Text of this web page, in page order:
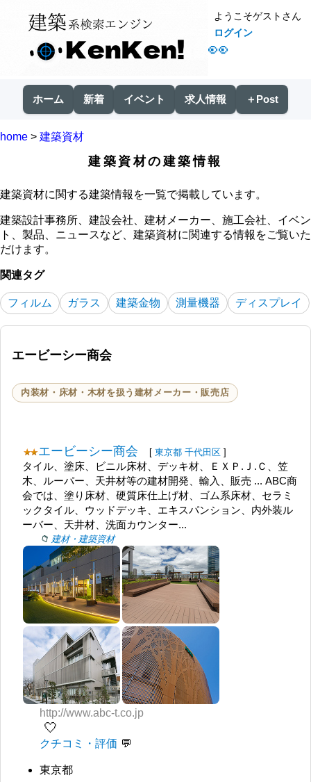
👀
ようこそゲストさん
ログイン
ホーム 新着 イベント 求人情報 ＋Post
home > 建築資材
建築資材の建築情報
建築資材に関する建築情報を一覧で掲載しています。
建築設計事務所、建設会社、建材メーカー、施工会社、イベン
ト、製品、ニュースなど、建築資材に関連する情報をご覧いた
だけます。
関連タグ
フィルム ガラス 建築金物 測量機器 ディスプレイ
エービーシー商会
内装材・床材・木材を扱う建材メーカー・販売店
エービーシー商会 [ 東京都 千代田区 ]
タイル、塗床、ビニル床材、デッキ材、ＥＸＰ.Ｊ.Ｃ、笠
木、ルーパー、天井材等の建材開発、輸入、販売 ... ABC商
会では、塗り床材、硬質床仕上げ材、ゴム系床材、セラミ
ックタイル、ウッドデッキ、エキスパンション、内外装ル
ーバー、天井材、洗面カウンター...
建材・建築資材
http://www.abc-t.co.jp
🤍
クチコミ・評価
東京都